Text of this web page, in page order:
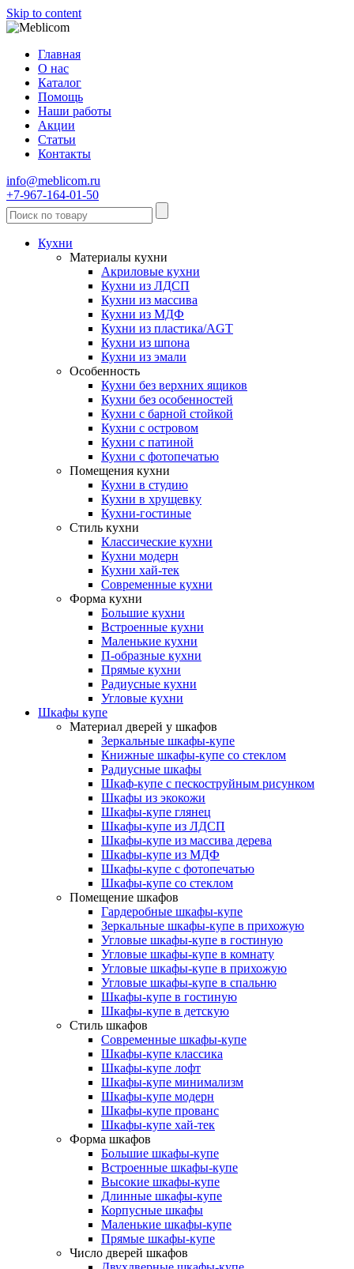
Skip to content
Главная
О нас
Каталог
Помощь
Наши работы
Акции
Статьи
Контакты
info@meblicom.ru
+7-967-164-01-50
Кухни
Материалы кухни
Акриловые кухни
Кухни из ЛДСП
Кухни из массива
Кухни из МДФ
Кухни из пластика/AGT
Кухни из шпона
Кухни из эмали
Особенность
Кухни без верхних ящиков
Кухни без особенностей
Кухни с барной стойкой
Кухни с островом
Кухни с патиной
Кухни с фотопечатью
Помещения кухни
Кухни в студию
Кухни в хрущевку
Кухни-гостиные
Стиль кухни
Классические кухни
Кухни модерн
Кухни хай-тек
Современные кухни
Форма кухни
Большие кухни
Встроенные кухни
Маленькие кухни
П-образные кухни
Прямые кухни
Радиусные кухни
Угловые кухни
Шкафы купе
Материал дверей у шкафов
Зеркальные шкафы-купе
Книжные шкафы-купе со стеклом
Радиусные шкафы
Шкаф-купе с пескоструйным рисунком
Шкафы из экокожи
Шкафы-купе глянец
Шкафы-купе из ЛДСП
Шкафы-купе из массива дерева
Шкафы-купе из МДФ
Шкафы-купе с фотопечатью
Шкафы-купе со стеклом
Помещение шкафов
Гардеробные шкафы-купе
Зеркальные шкафы-купе в прихожую
Угловые шкафы-купе в гостиную
Угловые шкафы-купе в комнату
Угловые шкафы-купе в прихожую
Угловые шкафы-купе в спальню
Шкафы-купе в гостиную
Шкафы-купе в детскую
Стиль шкафов
Современные шкафы-купе
Шкафы-купе классика
Шкафы-купе лофт
Шкафы-купе минимализм
Шкафы-купе модерн
Шкафы-купе прованс
Шкафы-купе хай-тек
Форма шкафов
Большие шкафы-купе
Встроенные шкафы-купе
Высокие шкафы-купе
Длинные шкафы-купе
Корпусные шкафы
Маленькие шкафы-купе
Прямые шкафы-купе
Число дверей шкафов